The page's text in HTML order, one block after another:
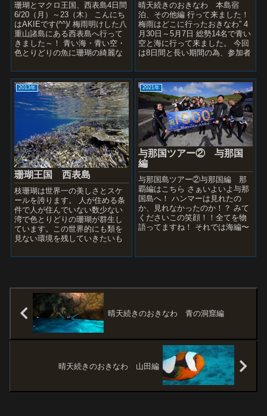
珊瑚とマクロ王国、西表島4日間
6/20（月）～23（木） こんにち
はAKIEです(^^)/ 梅雨明けした八
重山諸島にある西表島へ行って
きました～！ 青い海・青い空・
色とりどりの魚に珊瑚の綺麗な
を見ら...
晴天続きのおきなわ 本島宿
泊、その他編 行って来ました！
梅雨はどこに行ったおきなわ” 4
月30日～5月7日 総勢14名で青い
空と海に行って来ました。 今回
は8日間と長い期間の為、参加者
来ら...
2013年
珊瑚王国 西表島
枝珊瑚は世界一の美しさとスケ
ールを誇ります。 人が住める条
件で人が住んでいない数少ない
湾で色とりどりの珊瑚が群生し
ています。この世界的にも類を
見ない環境を残していきたいも
日 場所西表...
2021年
与那国ツアー② 与那国
編
与那国島ツアー②与那国編 那
覇編はこちら さぁいよいよ与那
国島へ！ ハンマーは見れたの
か、見れなかったのか！？ みて
くださいこの笑顔！！全てを物
語ってますね！ それでは海編〜
晴天続きのおきなわ 青の洞窟編
晴天続きのおきなわ 山田編